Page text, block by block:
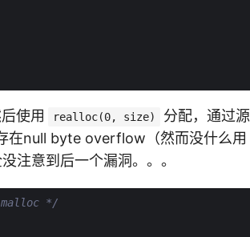
使用 realloc(0, size)
分配，通过源
在null byte overflow（然而没什么用
注意到后一个漏洞。。。
*/